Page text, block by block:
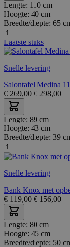
Lengte: 110 cm
Hoogte: 40 cm
Breedte/diepte: 65
Laatste stuks
Snelle levering
Salontafel Medina
€ 269,00 € 298,00
Lengte: 89 cm
Hoogte: 43 cm
Breedte/diepte: 39
Snelle levering
Bank Knox met
€ 119,00 € 156,00
Lengte: 80 cm
Hoogte: 45 cm
Breedte/diepte: 50